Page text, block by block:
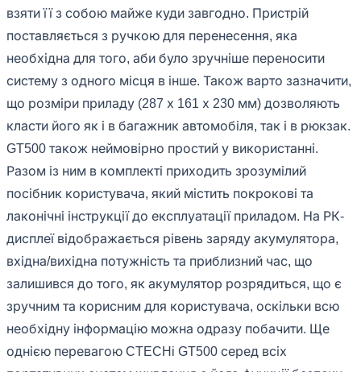
взяти її з собою майже куди завгодно. Пристрій
поставляється з ручкою для перенесення, яка
необхідна для того, аби було зручніше переносити
систему з одного місця в інше. Також варто зазначити,
що розміри приладу (287 х 161 х 230 мм) дозволяють
класти його як і в багажник автомобіля, так і в рюкзак.
GT500 також неймовірно простий у використанні.
Разом із ним в комплекті приходить зрозумілий
посібник користувача, який містить покрокові та
лаконічні інструкції до експлуатації приладом. На РК-
дисплеї відображається рівень заряду акумулятора,
вхідна/вихідна потужність та приблизний час, що
залишився до того, як акумулятор розрядиться, що є
зручним та корисним для користувача, оскільки всю
необхідну інформацію можна одразу побачити. Ще
однією перевагою CTECHi GT500 серед всіх